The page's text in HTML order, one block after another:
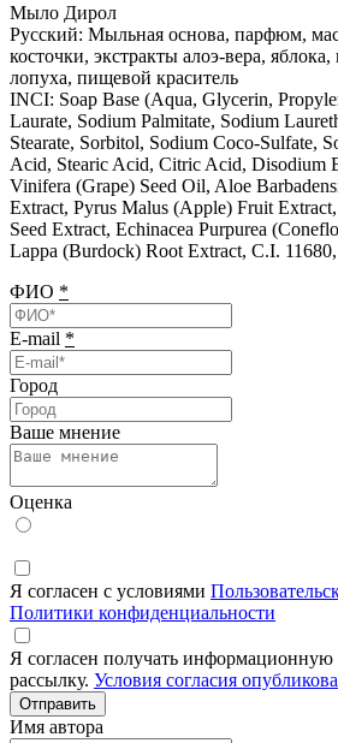
Мыло Дирол
Русский: Мыльная основа, парфюм,
косточки, экстракты алоэ-вера,
лопуха, пищевой краситель
INCI: Soap Base (Aqua, Glycerin,
Laurate, Sodium Palmitate, Sodium
Stearate, Sorbitol, Sodium Coco-Sulfate,
Acid, Stearic Acid, Citric Acid, Disodium
Vinifera (Grape) Seed Oil, Aloe
Extract, Pyrus Malus (Apple) Fruit
Seed Extract, Echinacea Purpurea
Lappa (Burdock) Root Extract, C.I.
ФИО *
E-mail *
Город
Ваше мнение
Оценка
Я согласен с условиями
Политики конфиденциальности
Я согласен получать
рассылку. Условия согласия
Отправить
Имя автора